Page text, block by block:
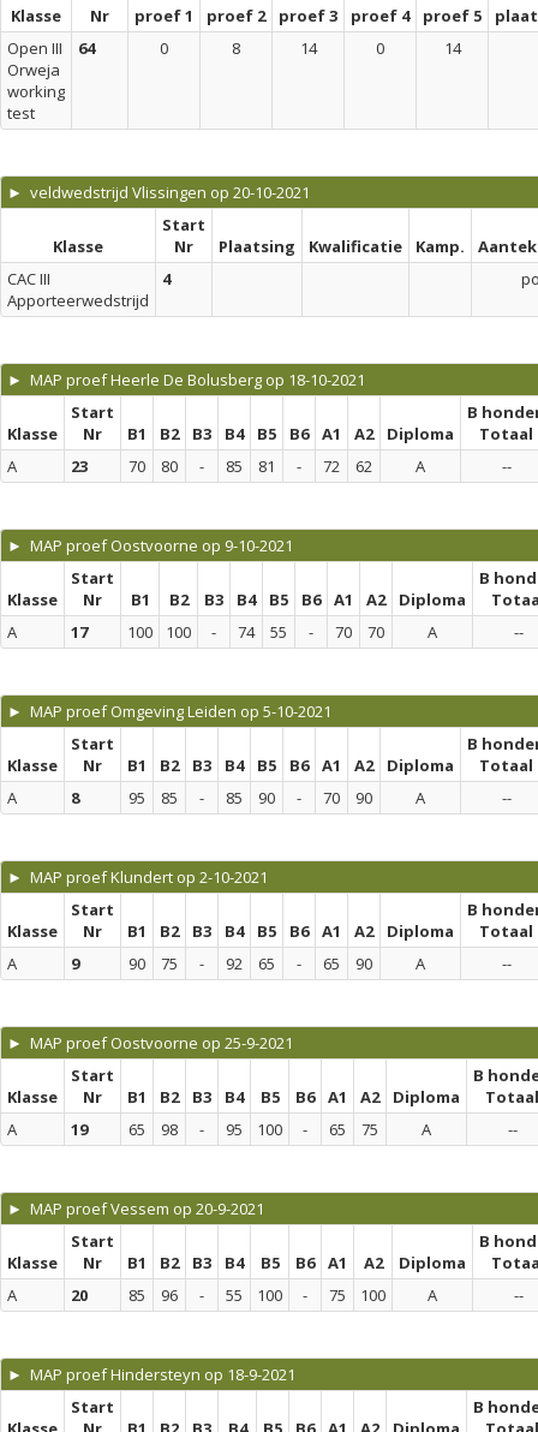
Klasse
Nr
proef 1 proef 2 proef 3 proef 4 proef 5
Open III
Orweja
working
test
64 0 8 14 0 14
► veldwedstrijd Vlissingen op 20-10-2021
Klasse
Start
Nr
Plaatsing Kwalificatie Kamp.
CAC III
Apporteerwedstrijd
4
► MAP proef Heerle De Bolusberg op 18-10-2021
Klasse
Start
Nr
B1 B2 B3 B4 B5 B6 A1 A2 Diploma
B
Totaal
A
23 70 80 - 85 81 - 72 62 A --
► MAP proef Oostvoorne op 9-10-2021
Klasse
Start
Nr
B1 B2 B3 B4 B5 B6 A1 A2 Diploma
B
A
17 100 100 - 74 55 - 70 70 A --
► MAP proef Omgeving Leiden op 5-10-2021
Klasse
Start
Nr
B1 B2 B3 B4 B5 B6 A1 A2 Diploma
B
Totaal
A
8 95 85 - 85 90 - 70 90 A --
► MAP proef Klundert op 2-10-2021
Klasse
Start
Nr
B1 B2 B3 B4 B5 B6 A1 A2 Diploma
B
Totaal
A
9 90 75 - 92 65 - 65 90 A --
► MAP proef Oostvoorne op 25-9-2021
Klasse
Start
Nr
B1 B2 B3 B4 B5 B6 A1 A2 Diploma
B
Totaal
A
19 65 98 - 95 100 - 65 75 A --
► MAP proef Vessem op 20-9-2021
Klasse
Start
Nr
B1 B2 B3 B4 B5 B6 A1 A2 Diploma
B
A
20 85 96 - 55 100 - 75 100 A --
► MAP proef Hindersteyn op 18-9-2021
Start
B